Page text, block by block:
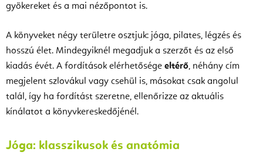
gyökereket és a mai nézőpontot is.
A könyveket négy területre osztjuk: jóga, pilates, légzés és
hosszú élet. Mindegyiknél megadjuk a szerzőt és az első
kiadás évét. A fordítások elérhetősége eltérő, néhány cím
megjelent szlovákul vagy csehül is, másokat csak angolul
talál, így ha fordítást szeretne, ellenőrizze az aktuális
kínálatot a könyvkereskedőjénél.
Jóga: klasszikusok és anatómia